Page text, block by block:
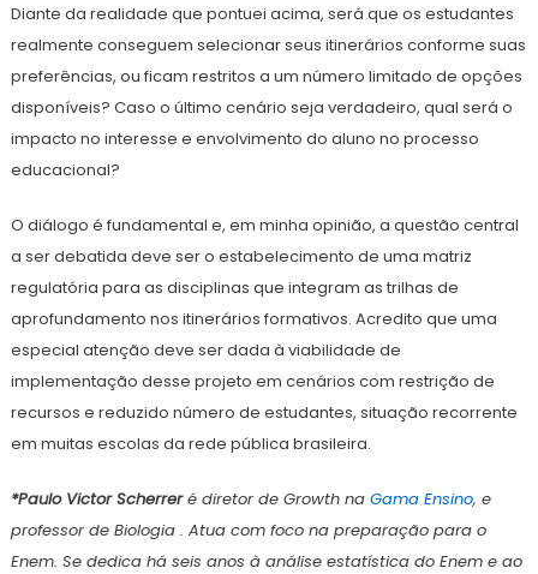
Diante da realidade que pontuei acima, será que os estudantes
realmente conseguem selecionar seus itinerários conforme suas
preferências, ou ficam restritos a um número limitado de opções
disponíveis? Caso o último cenário seja verdadeiro, qual será o
impacto no interesse e envolvimento do aluno no processo
educacional?
O diálogo é fundamental e, em minha opinião, a questão central
a ser debatida deve ser o estabelecimento de uma matriz
regulatória para as disciplinas que integram as trilhas de
aprofundamento nos itinerários formativos. Acredito que uma
especial atenção deve ser dada à viabilidade de
implementação desse projeto em cenários com restrição de
recursos e reduzido número de estudantes, situação recorrente
em muitas escolas da rede pública brasileira.
*Paulo Victor Scherreré diretor de Growth na Gama Ensino, e
professor de Biologia . Atua com foco na preparação para o
Enem. Se dedica há seis anos à análise estatística do Enem e ao